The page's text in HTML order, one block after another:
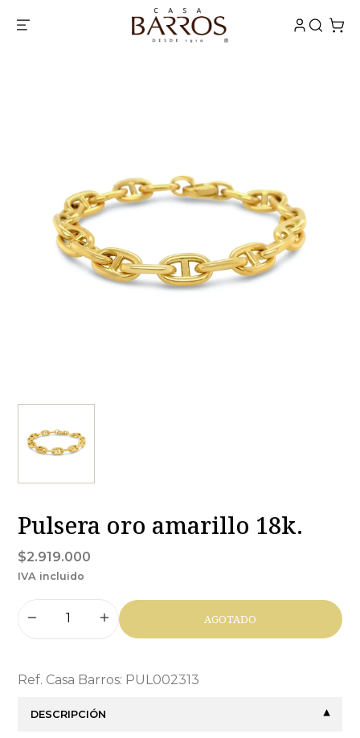
Pulsera oro amarillo 18k.
$2.919.000
IVA incluido
AGOTADO
Ref. Casa Barros: PUL002313
DESCRIPCIÓN